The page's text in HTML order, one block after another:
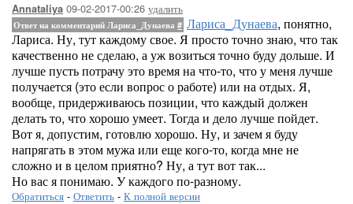
Annataliya 09-02-2017-00:26 удалить
Ответ на комментарий Лариса_Дунаева # Лариса_Дунаева, понятно,
Лариса. Ну, тут каждому свое. Я просто точно знаю, что так
качественно не сделаю, а уж возиться точно буду дольше. И
лучше пусть потрачу это время на что-то, что у меня лучше
получается (это если вопрос о работе) или на отдых. Я,
вообще, придерживаюсь позиции, что каждый должен
делать то, что хорошо умеет. Тогда и дело лучше пойдет.
Вот я, допустим, готовлю хорошо. Ну, и зачем я буду
напрягать в этом мужа или еще кого-то, когда мне не
сложно и в целом приятно? Ну, а тут вот так...
Но вас я понимаю. У каждого по-разному.
Обратиться - Ответить - К полной версии